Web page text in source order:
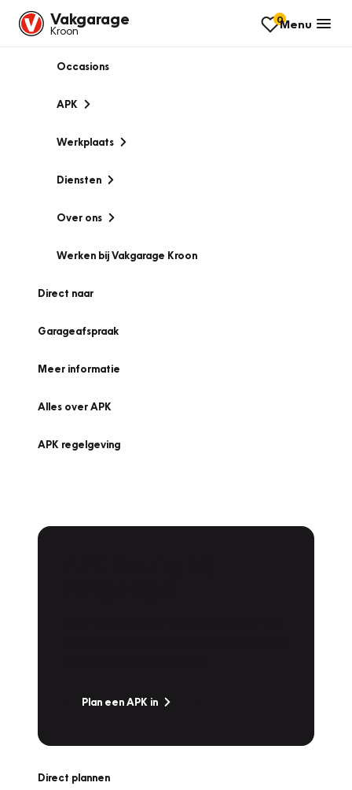
Vakgarage
Kroon
0Menu
Occasions
APK
Werkplaats
Diensten
Over ons
Werken bij Vakgarage Kroon
Direct naar
Garageafspraak
Meer informatie
Alles over APK
APK regelgeving
Plan een APK in
Direct plannen